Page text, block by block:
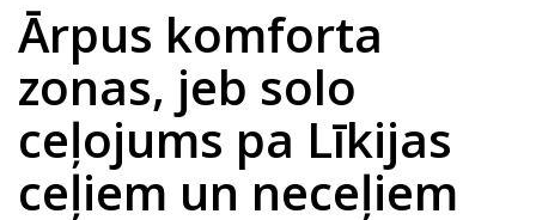
Ārpus komforta
zonas, jeb solo
ceļojums pa Līkijas
ceļiem un neceļiem